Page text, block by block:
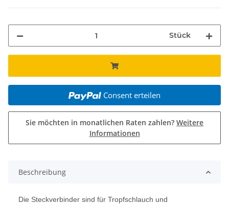
Stück
Consent erteilen
Sie möchten in monatlichen Raten zahlen? Weitere
Informationen
Beschreibung
Die Steckverbinder sind für Tropfschlauch und